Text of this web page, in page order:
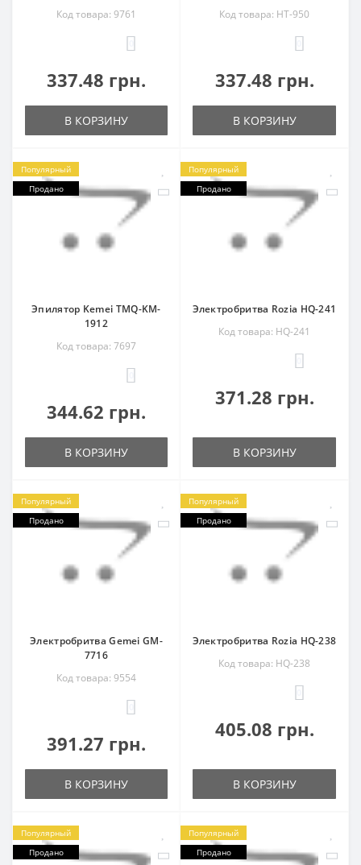
Код товара: 9761
337.48 грн.
В КОРЗИНУ
Код товара: HT-950
337.48 грн.
В КОРЗИНУ
Популярный
Продано
Эпилятор Kemei TMQ-KM-
1912
Код товара: 7697
344.62 грн.
В КОРЗИНУ
Популярный
Продано
Электробритва Rozia HQ-241
Код товара: HQ-241
371.28 грн.
В КОРЗИНУ
Популярный
Продано
Электробритва Gemei GM-
7716
Код товара: 9554
391.27 грн.
В КОРЗИНУ
Популярный
Продано
Электробритва Rozia HQ-238
Код товара: HQ-238
405.08 грн.
В КОРЗИНУ
Популярный
Продано
Популярный
Продано